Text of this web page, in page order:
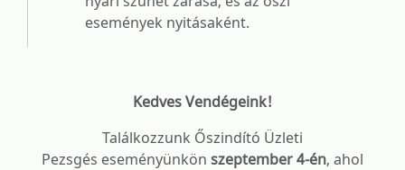
események nyitásaként.
Kedves Vendégeink!
Találkozzunk Őszindító Üzleti
Pezsgés eseményünkön szeptember 4-én, ahol